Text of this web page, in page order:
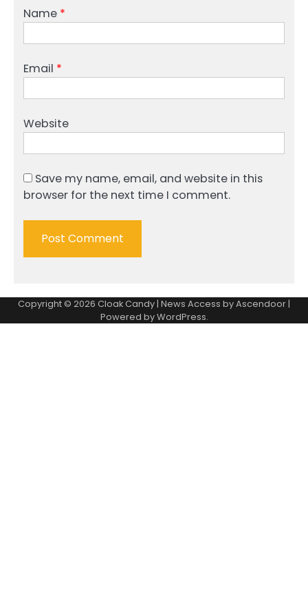
Name *
Email *
Website
Save my name, email, and website in this
browser for the next time I comment.
Copyright © 2026 Cloak Candy | News Access byAscendoor |
Powered byWordPress.